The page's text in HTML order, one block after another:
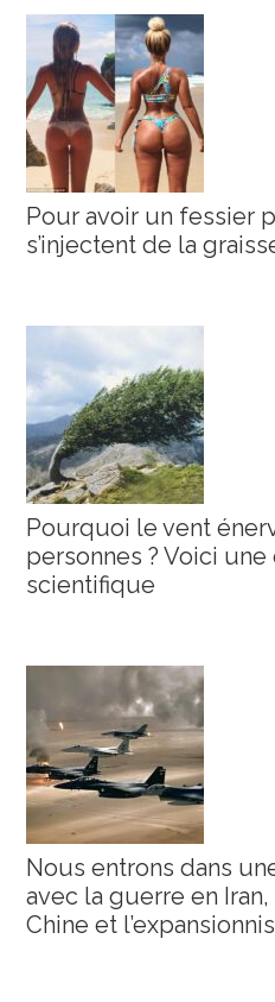
Pour avoir un fessier
s’injectent de la
Pourquoi le vent
personnes ? Voici
scientifique
Nous entrons dans
avec la guerre en
Chine et